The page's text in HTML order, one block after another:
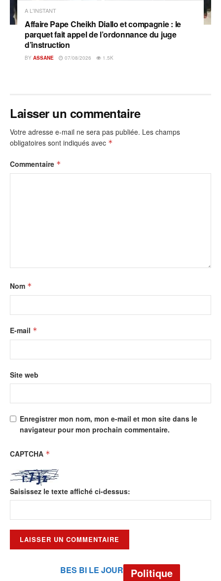
A L'INSTANT
Affaire Pape Cheikh Diallo et compagnie : le
parquet fait appel de l’ordonnance du juge
d’instruction
BY ASSANE 07/08/2026 1.5K
Laisser un commentaire
Votre adresse e-mail ne sera pas publiée. Les champs
obligatoires sont indiqués avec *
Commentaire *
Nom *
E-mail *
Site web
Enregistrer mon nom, mon e-mail et mon site dans le
navigateur pour mon prochain commentaire.
CAPTCHA *
Saisissez le texte affiché ci-dessus:
BES BI LE JOUR Politique